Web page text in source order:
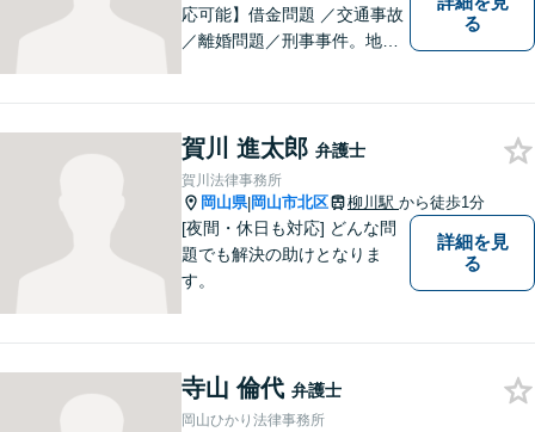
応可能】借金問題 ／交通事故
／離婚問題／刑事事件。地域
軽にご相談ください。
る
賀川 進太郎 弁護士
賀川法律事務所
岡山県|岡山市北区 柳川駅 から徒歩1分
[夜間・休日も対応] どんな問
題でも解決の助けとなりま
す。
詳細を見
る
寺山 倫代 弁護士
岡山ひかり法律事務所